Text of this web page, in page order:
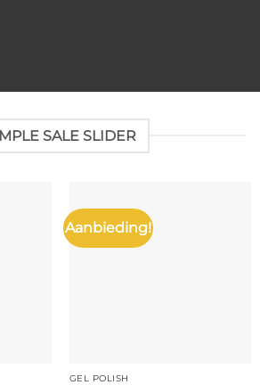
SALE SLIDER
Aanbieding!
GEL POLISH